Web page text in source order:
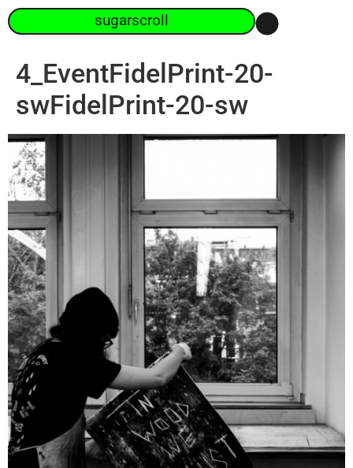
sugarscroll
4_EventFidelPrint-20-
swFidelPrint-20-sw